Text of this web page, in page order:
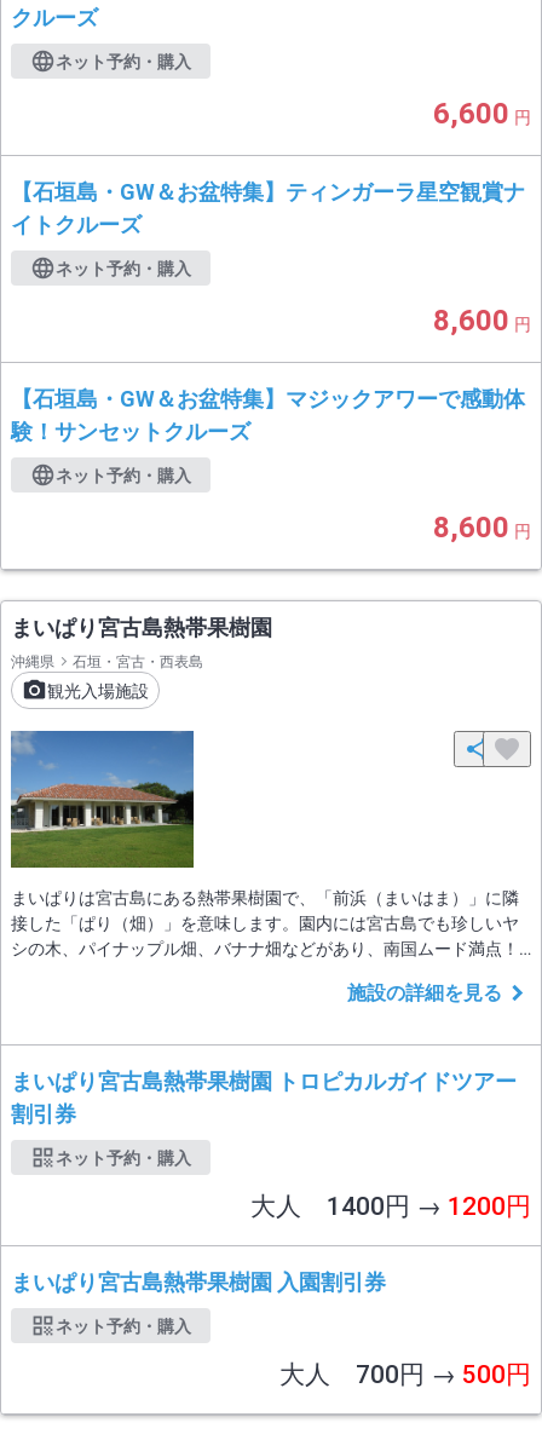
クルーズ
ネット予約・購入
6,600 円
【石垣島・GW＆お盆特集】ティンガーラ星空観賞ナ
イトクルーズ
ネット予約・購入
8,600 円
【石垣島・GW＆お盆特集】マジックアワーで感動体
験！サンセットクルーズ
ネット予約・購入
8,600 円
まいぱり宮古島熱帯果樹園
沖縄県 石垣・宮古・西表島
観光入場施設
まいぱりは宮古島にある熱帯果樹園で、「前浜（まいはま）」に隣
接した「ぱり（畑）」を意味します。園内には宮古島でも珍しいヤ
シの木、パイナップル畑、バナナ畑などがあり、南国ムード満点！
す。まいぱりで収穫したフルーツで作るソフトクリームやジュース
りのんびり、心もからだも癒されに来ませ
施設の詳細を見る
まいぱり宮古島熱帯果樹園 トロピカルガイドツアー
割引券
ネット予約・購入
大人 1400円 → 1200円
まいぱり宮古島熱帯果樹園 入園割引券
ネット予約・購入
大人 700円 → 500円